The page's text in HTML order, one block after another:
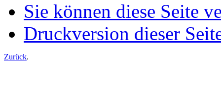
Sie können diese Seite
Druckversion dieser
Zurück.